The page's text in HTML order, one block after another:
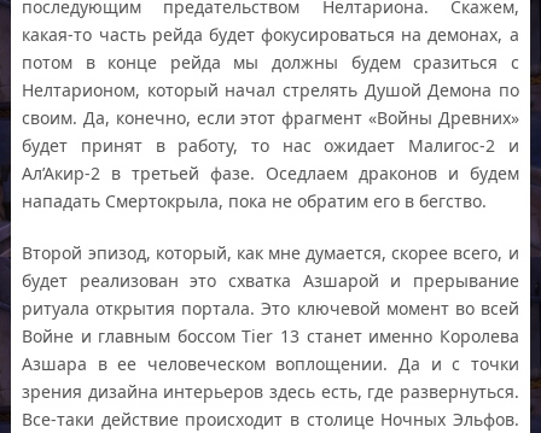
последующим предательством Нелтариона. Скажем,
какая-то часть рейда будет фокусироваться на демонах, а
потом в конце рейда мы должны будем сразиться с
Нелтарионом, который начал стрелять Душой Демона по
своим. Да, конечно, если этот фрагмент «Войны Древних»
будет принят в работу, то нас ожидает Малигос-2 и
Ал’Акир-2 в третьей фазе. Оседлаем драконов и будем
нападать Смертокрыла, пока не обратим его в бегство.
Второй эпизод, который, как мне думается, скорее всего, и
будет реализован это схватка Азшарой и прерывание
ритуала открытия портала. Это ключевой момент во всей
Войне и главным боссом Tier 13 станет именно Королева
Азшара в ее человеческом воплощении. Да и с точки
зрения дизайна интерьеров здесь есть, где развернуться.
Все-таки действие происходит в столице Ночных Эльфов.